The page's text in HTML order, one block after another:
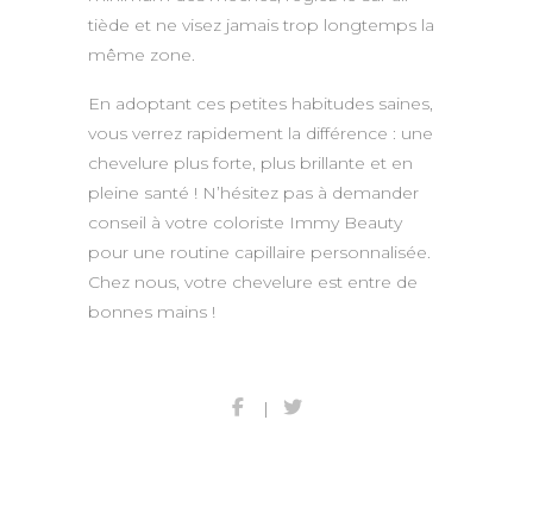
tiède et ne visez jamais trop longtemps la
même zone.
En adoptant ces petites habitudes saines,
vous verrez rapidement la différence : une
chevelure plus forte, plus brillante et en
pleine santé ! N’hésitez pas à demander
conseil à votre coloriste Immy Beauty
pour une routine capillaire personnalisée.
Chez nous, votre chevelure est entre de
bonnes mains !